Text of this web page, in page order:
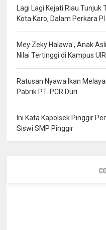
Lagi Lagi Kejati Riau Tunjuk
Kota Karo, Dalam Perkara
Mey Zeky Halawa', Anak
Nilai Tertinggi di Kampus
Ratusan Nyawa Ikan
Pabrik PT. PCR Duri
Ini Kata Kapolsek Pinggir
Siswi SMP Pinggir